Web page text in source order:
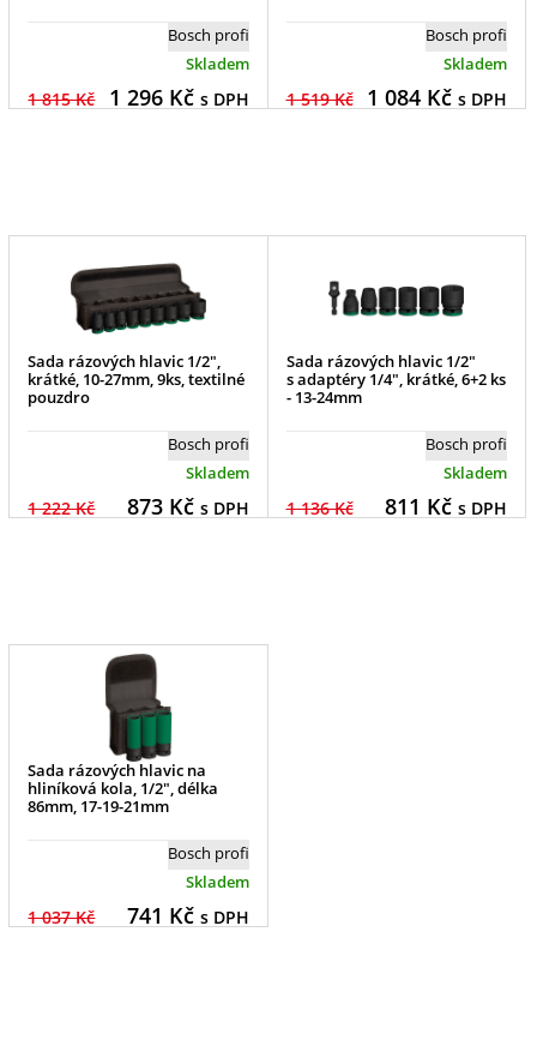
Bosch profi
Skladem
1 815 Kč 1 296Kč s DPH
Bosch profi
Skladem
1 519 Kč 1 084Kč s DPH
Sada rázových hlavic 1/2",
krátké, 10-27mm, 9ks, textilné
pouzdro
Bosch profi
Skladem
1 222 Kč 873Kč s DPH
Sada rázových hlavic 1/2"
s adaptéry 1/4", krátké, 6+2 ks
- 13-24mm
Bosch profi
Skladem
1 136 Kč 811 Kč s DPH
Sada rázových hlavic na
hliníková kola, 1/2", délka
86mm, 17-19-21mm
Bosch profi
Skladem
1 037 Kč 741 Kč s DPH